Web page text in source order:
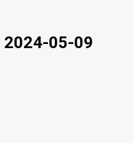
2024-05-09